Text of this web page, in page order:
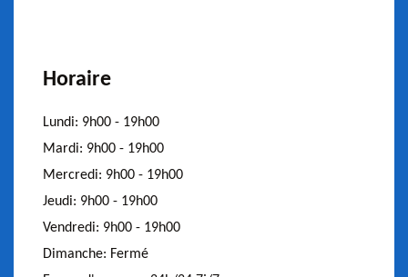
Horaire
Lundi: 9h00 - 19h00
Mardi: 9h00 - 19h00
Mercredi: 9h00 - 19h00
Jeudi: 9h00 - 19h00
Vendredi: 9h00 - 19h00
Dimanche: Fermé